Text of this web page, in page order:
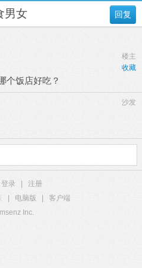
回复
男女
楼主
收藏
个饭店好吃？
沙发
登录
注册
电脑版
客户端
Inc.